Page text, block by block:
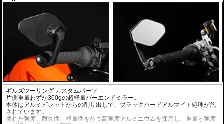
ギルズツーリング カスタムパーツ
片側重量わずか300gの超軽量バーエンドミラー。
本体はアルミビレットからの削り出しで、ブラックハードアルマイト処理が施
されています。
優れた強度、耐久性、軽量性を持つ高強度アルミニウムを採用し、重量と強度